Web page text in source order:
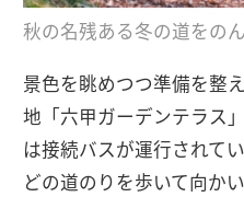
秋の名残ある冬の道をの
景色を眺めつつ準備を整
地「六甲ガーデンテラス
は接続バスが運行されて
どの道のりを歩いて向かい